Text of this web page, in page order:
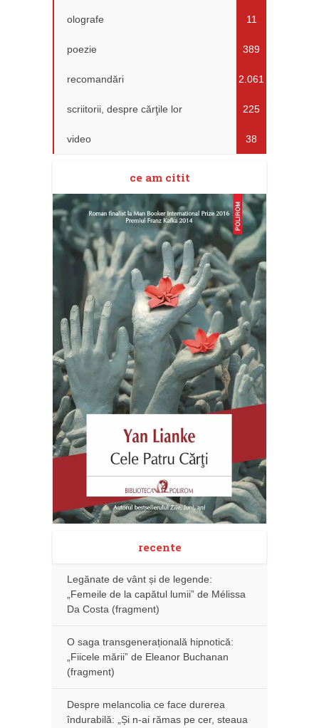
olografe 11
poezie 389
recomandări 2.061
scriitorii, despre cărţile lor 225
video 38
ce am citit
recente
Legănate de vânt și de legende:
„Femeile de la capătul lumii” de Mélissa
Da Costa (fragment)
O saga transgenerațională hipnotică:
„Fiicele mării” de Eleanor Buchanan
(fragment)
Despre melancolia ce face durerea
îndurabilă: „Și n-ai rămas pe cer, steaua